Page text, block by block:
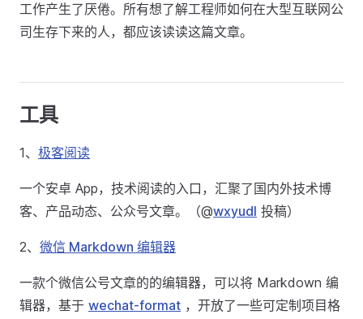
工作产生了厌倦。所有想了解工程师如何在大型互联网公
司生存下来的人，都应该读读这篇文章。
工具
1、 极客阅读
一个安卓 App，技术阅读的入口，汇聚了国内外技术博
客、产品动态、公众号文章。（@wxyudl 投稿）
2、 微信 Markdown 编辑器
一款个微信公号文章的的编辑器，可以将 Markdown 编
辑器，基于 wechat-format ，开放了一些可定制项目格